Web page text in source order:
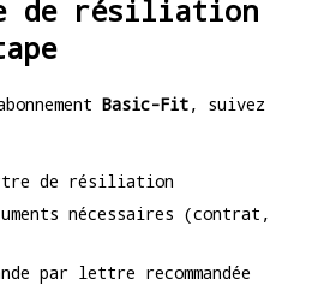
de résiliation
Basic-Fit, suivez
de résiliation
nécessaires (contrat,
par lettre recommandée